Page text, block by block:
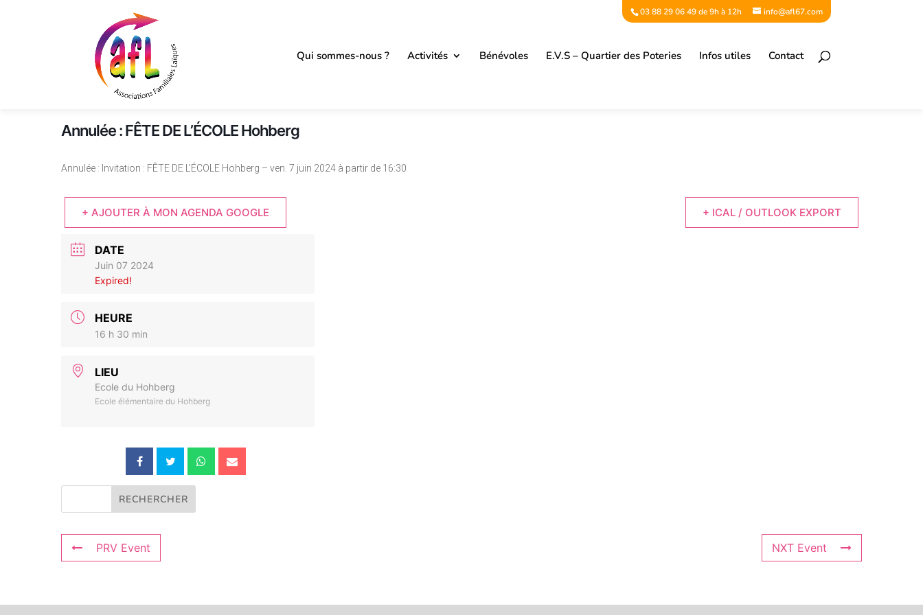
03 88 29 06 49 de 9h à 12h info@afl67.com
Qui sommes-nous ? Activités Bénévoles E.V.S – Quartier des Poteries Infos utiles Contact
Annulée : FÊTE DE L’ÉCOLE Hohberg
Annulée : Invitation : FÊTE DE L’ÉCOLE Hohberg – ven. 7 juin 2024 à partir de 16:30
+ AJOUTER À MON AGENDA GOOGLE + ICAL / OUTLOOK EXPORT
DATE
Juin 07 2024
Expired!
HEURE
16 h 30 min
LIEU
Ecole du Hohberg
Ecole élémentaire du Hohberg
PRV Event NXT Event